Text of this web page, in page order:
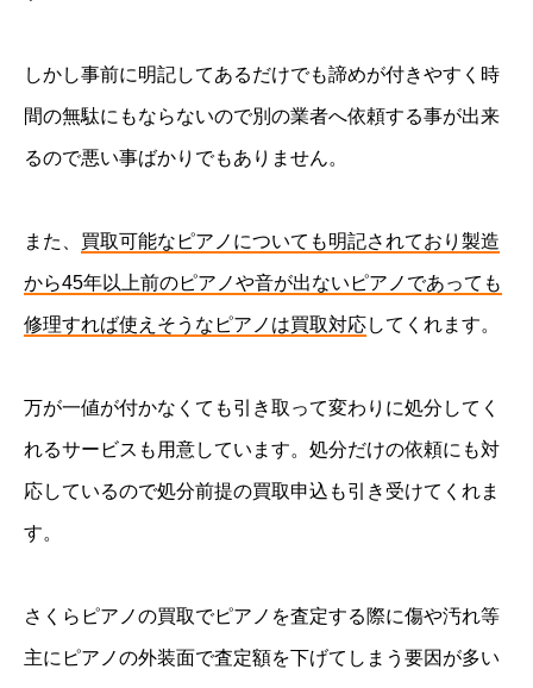
しかし事前に明記してあるだけでも諦めが付きやすく時
間の無駄にもならないので別の業者へ依頼する事が出来
るので悪い事ばかりでもありません。
また、 買取可能なピアノについても明記されており製造
から45年以上前のピアノや音が出ないピアノであっても
修理すれば使えそうなピアノは買取対応してくれます。
万が一値が付かなくても引き取って変わりに処分してく
れるサービスも用意しています。処分だけの依頼にも対
応しているので処分前提の買取申込も引き受けてくれま
す。
さくらピアノの買取でピアノを査定する際に傷や汚れ等
主にピアノの外装面で査定額を下げてしまう要因が多い